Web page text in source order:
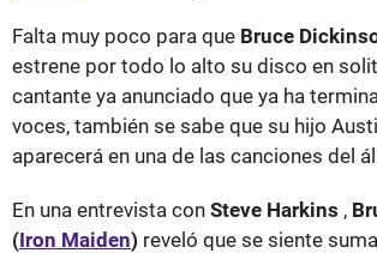
Falta muy poco para que Bruce
estrene por todo lo alto su disco en
cantante ya anunciado que ya ha
voces, también se sabe que su hijo
aparecerá en una de las canciones del
En una entrevista con Steve Harkins ,
(Iron Maiden) reveló que se siente